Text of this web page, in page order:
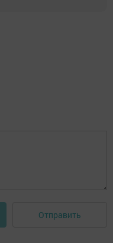
Отправить